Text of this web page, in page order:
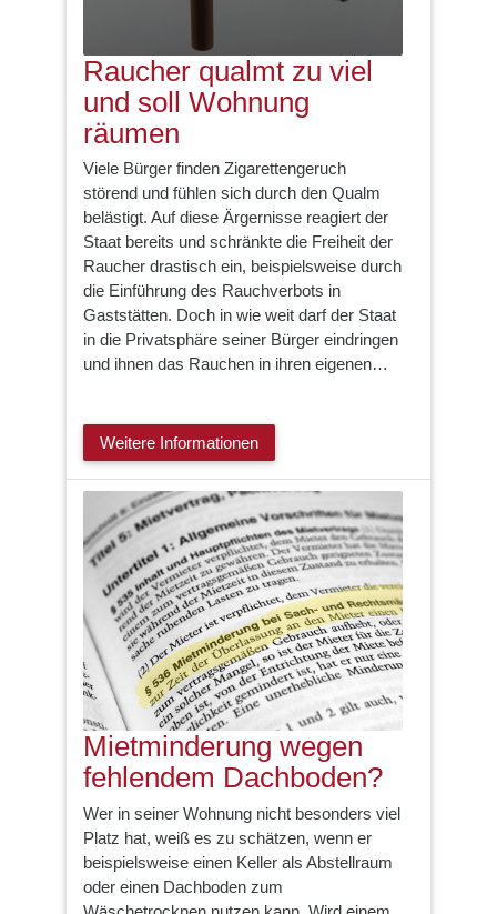
Raucher qualmt zu viel
und soll Wohnung
räumen
Viele Bürger finden Zigarettengeruch
störend und fühlen sich durch den Qualm
belästigt. Auf diese Ärgernisse reagiert der
Staat bereits und schränkte die Freiheit der
Raucher drastisch ein, beispielsweise durch
die Einführung des Rauchverbots in
Gaststätten. Doch in wie weit darf der Staat
in die Privatsphäre seiner Bürger eindringen
und ihnen das Rauchen in ihren eigenen…
Weitere Informationen
Mietminderung wegen
fehlendem Dachboden?
Wer in seiner Wohnung nicht besonders viel
Platz hat, weiß es zu schätzen, wenn er
beispielsweise einen Keller als Abstellraum
oder einen Dachboden zum